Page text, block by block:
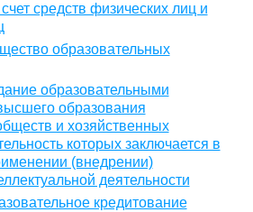
средств физических лиц и
образовательных
образовательными
образования
и хозяйственных
которых заключается в
(внедрении)
деятельности
кредитование